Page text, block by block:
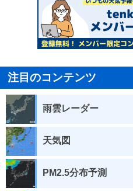
注目のコンテンツ
雨雲レーダー
天気図
PM2.5分布予測